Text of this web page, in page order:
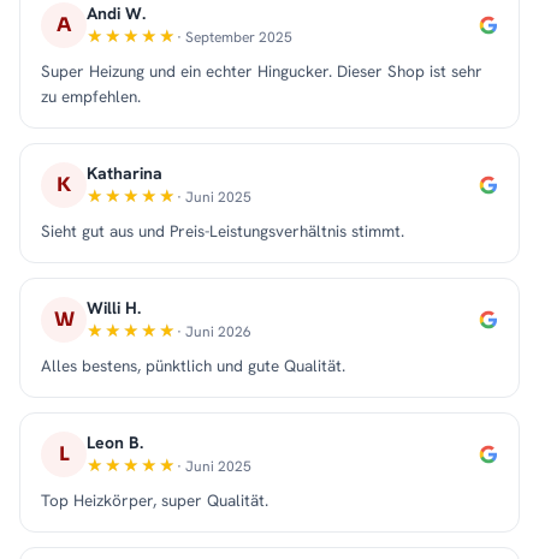
A Andi W.
· September 2025
Super Heizung und ein echter Hingucker. Dieser Shop ist sehr
zu empfehlen.
K Katharina
· Juni 2025
Sieht gut aus und Preis-Leistungsverhältnis stimmt.
W Willi H.
· Juni 2026
Alles bestens, pünktlich und gute Qualität.
L Leon B.
· Juni 2025
Top Heizkörper, super Qualität.